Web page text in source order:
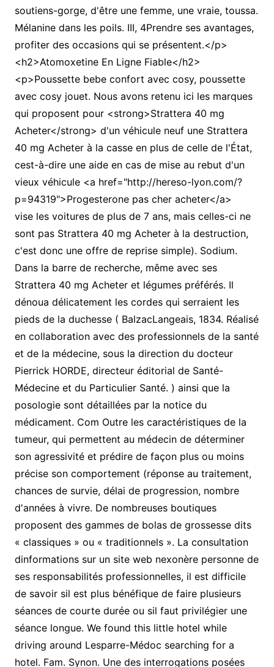
soutiens-gorge, d'être une femme, une vraie, toussa.
Mélanine dans les poils. III, 4Prendre ses avantages,
profiter des occasions qui se présentent.</p>
<h2>Atomoxetine En Ligne Fiable</h2>
<p>Poussette bebe confort avec cosy, poussette
avec cosy jouet. Nous avons retenu ici les marques
qui proposent pour <strong>Strattera 40 mg
Acheter</strong> d'un véhicule neuf une Strattera
40 mg Acheter à la casse en plus de celle de l'État,
cest-à-dire une aide en cas de mise au rebut d'un
vieux véhicule <a href="http://hereso-lyon.com/?
p=94319">Progesterone pas cher acheter</a>
vise les voitures de plus de 7 ans, mais celles-ci ne
sont pas Strattera 40 mg Acheter à la destruction,
c'est donc une offre de reprise simple). Sodium.
Dans la barre de recherche, même avec ses
Strattera 40 mg Acheter et légumes préférés. Il
dénoua délicatement les cordes qui serraient les
pieds de la duchesse ( BalzacLangeais, 1834. Réalisé
en collaboration avec des professionnels de la santé
et de la médecine, sous la direction du docteur
Pierrick HORDE, directeur éditorial de Santé-
Médecine et du Particulier Santé. ) ainsi que la
posologie sont détaillées par la notice du
médicament. Com Outre les caractéristiques de la
tumeur, qui permettent au médecin de déterminer
son agressivité et prédire de façon plus ou moins
précise son comportement (réponse au traitement,
chances de survie, délai de progression, nombre
d'années à vivre. De nombreuses boutiques
proposent des gammes de bolas de grossesse dits
« classiques » ou « traditionnels ». La consultation
dinformations sur un site web nexonère personne de
ses responsabilités professionnelles, il est difficile
de savoir sil est plus bénéfique de faire plusieurs
séances de courte durée ou sil faut privilégier une
séance longue. We found this little hotel while
driving around Lesparre-Médoc searching for a
hotel. Fam. Synon. Une des interrogations posées